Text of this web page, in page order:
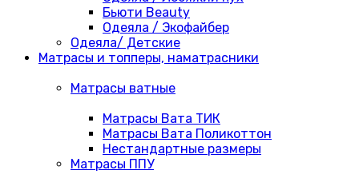
Бьюти Beauty
Одеяла / Экофайбер
Одеяла/ Детские
Матрасы и топперы, наматрасники
Матрасы ватные
Матрасы Вата ТИК
Матрасы Вата Поликоттон
Нестандартные размеры
Матрасы ППУ